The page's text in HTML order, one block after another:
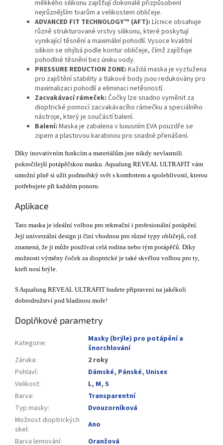
měkkého silikonu zajišťují dokonalé přizpůsobení
nejrůznějším tvarům a velikostem obličeje.
ADVANCED FIT TECHNOLOGY™ (AFT): Lícnice obsahuje
různě strukturované vrstvy silikonu, které poskytují
vynikající těsnění a maximální pohodlí. Vysoce kvalitní
silikon se ohýbá podle kontur obličeje, čímž zajišťuje
pohodlné těsnění bez úniku vody.
PRESSURE REDUCTION ZONE: Každá maska je vyztužena
pro zajištění stability a tlakové body jsou redukovány pro
maximalizaci pohodlí a eliminaci netěsností.
Zacvakávací rámeček: Čočky lze snadno vyměnit za
dioptrické pomocí zacvakávacího rámečku a speciálního
nástroje, který je součástí balení.
Balení: Maska je zabalena v luxusním EVA pouzdře se
zipem a plastovou karabinou pro snadné přenášení.
Díky inovativním funkcím a materiálům jste nikdy nevlastnili
pokročilejší potápěčskou masku. Aqualung REVEAL ULTRAFIT vám
umožní plně si užít podmořský svět s komfortem a spolehlivostí, kterou
potřebujete při každém ponoru.
Aplikace
Tato maska je ideální volbou pro rekreační i profesionální potápění.
Její univerzální design ji činí vhodnou pro různé typy obličejů, což
znamená, že ji může používat celá rodina nebo tým potápěčů. Díky
možnosti výměny čoček za dioptrické je také skvělou volbou pro ty,
kteří nosí brýle.
S Aqualung REVEAL ULTRAFIT budete připraveni na jakékoli
dobrodružství pod hladinou moře!
Doplňkové parametry
Kategorie:
Masky (brýle) pro potápění a
šnorchlování
Záruka:
2 roky
Pohlaví: Dámské, Pánské, Unisex
Velikost: L, M, S
Barva:
Transparentní
Typ masky:
Dvouzorníková
Možnost dioptrických
skel:
Ano
Barva lemování: Oranžová